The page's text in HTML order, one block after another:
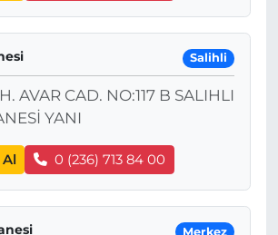
Salihli
AVAR CAD. NO:117 B SALIHLI
YANI
0 (236) 713 84 00
Merkez